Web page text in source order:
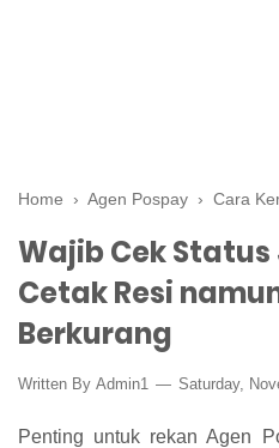
Home › Agen Pospay › Cara
Wajib Cek
Cetak Resi
Berkurang
Written By Admin1 Saturday,
Penting untuk rekan Agen